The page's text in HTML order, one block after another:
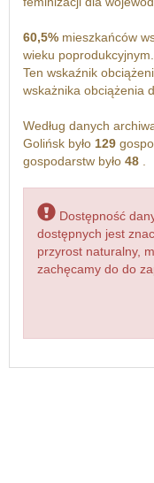
60,5%mieszkańców
wieku
Ten wskaźnik
wskażnika obciążenia
Według danych
Golińsk było 129
gospodarstw było 48.
Dostępność
dostępnych jest
przyrost naturalny,
zachęcamy do do